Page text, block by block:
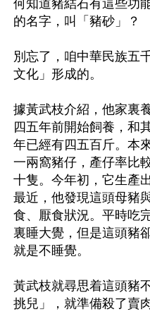
何知道豬結石有這些功
的名字，叫「豬砂」？
別忘了，咱中華民族五
文化」形成的。
據黃武枝介紹，他家裏
四五年前開始飼養，和
年已經有四五百斤。本
一兩窩豬仔，產仔率比
十隻。今年初，它生產
最近，他發現這頭母豬
食、厭食狀況。平時吃
裏睡大覺，但是這頭豬
就是不睡覺。
黃武枝就尋思着這頭豬
挑兒」，就準備殺了賣肉